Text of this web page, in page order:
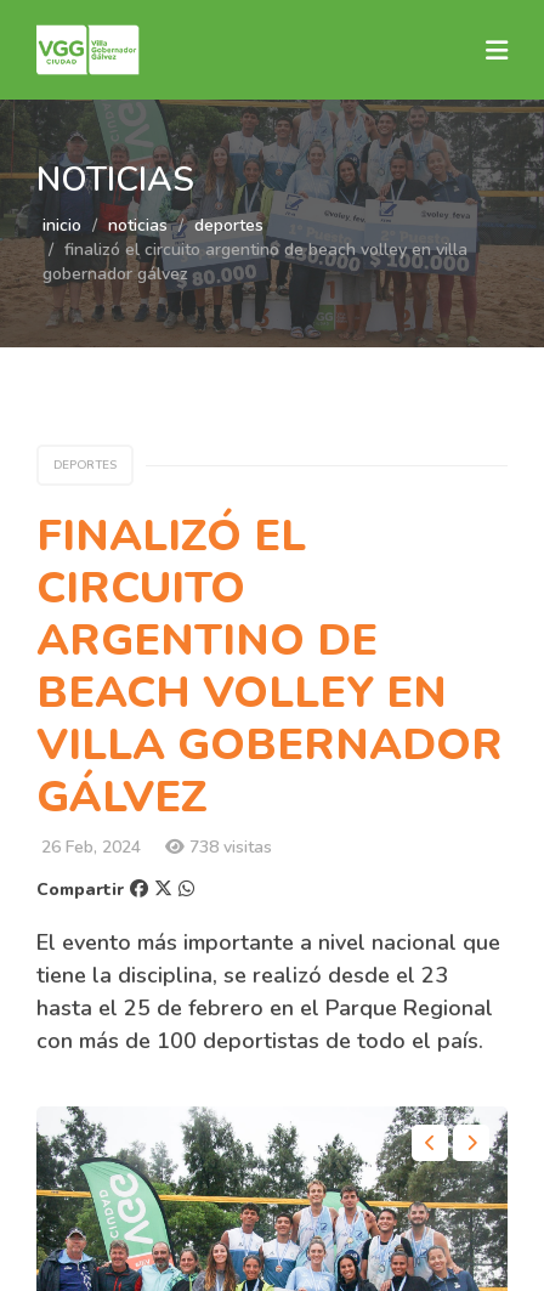
NOTICIAS
inicio noticias
deportes
finalizó el circuito argentino de beach volley en villa
gobernador gálvez
DEPORTES
FINALIZÓ EL
CIRCUITO
ARGENTINO DE
BEACH VOLLEY EN
VILLA GOBERNADOR
GÁLVEZ
26 Feb, 2024
738 visitas
Compartir
El evento más importante a nivel nacional que
tiene la disciplina, se realizó desde el 23
hasta el 25 de febrero en el Parque Regional
con más de 100 deportistas de todo el país.